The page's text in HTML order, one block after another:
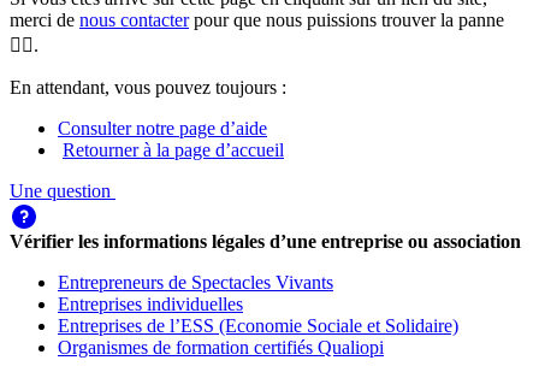
merci de nous contacterpour que nous puissions trouver la panne
🕵️‍♀️.
En attendant, vous pouvez toujours :
Consulter notre page d’aide
Retourner à la page d’accueil
Une question
Vérifier les informations légales d’une entreprise ou association
Entrepreneurs de Spectacles Vivants
Entreprises individuelles
Entreprises de l’ESS (Economie Sociale et Solidaire)
Organismes de formation certifiés Qualiopi